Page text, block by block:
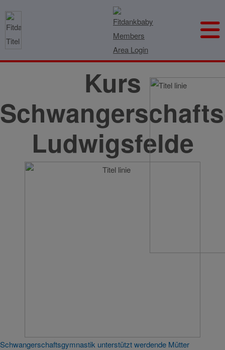
Kurs
Ludwigsfelde
Schwangerschaftsgymnastik unterstützt werdende Mütter